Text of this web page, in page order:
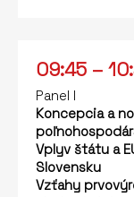
09:45 –
Panel I
Koncepcia a
Vplyv štátu a
Slovensku
Vzťahy